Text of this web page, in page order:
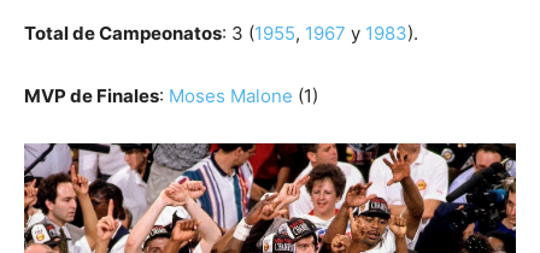
Total de Campeonatos: 3 (1955, 1967 y 1983).
MVP de Finales: Moses Malone (1)